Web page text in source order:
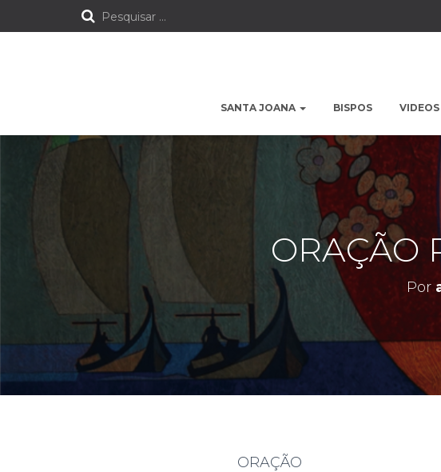
P
u
r
:
Pesquisar …
SANTA JOANA BISPOS VIDEOS
ORAÇÃO
Por
ORAÇÃO